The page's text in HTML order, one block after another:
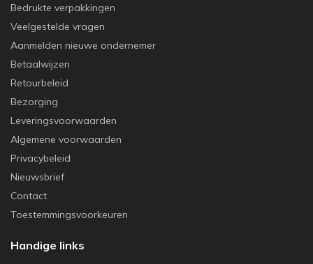
Bedrukte verpakkingen
Veelgestelde vragen
Aanmelden nieuwe ondernemer
Betaalwijzen
Retourbeleid
Bezorging
Leveringsvoorwaarden
Algemene voorwaarden
Privacybeleid
Nieuwsbrief
Contact
Toestemmingsvoorkeuren
Handige links